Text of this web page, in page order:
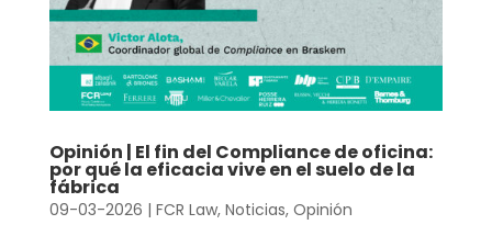
Opinión | El fin del Compliance de oficina:
por qué la eficacia vive en el suelo de la
fábrica
09-03-2026 | FCR Law, Noticias, Opinión